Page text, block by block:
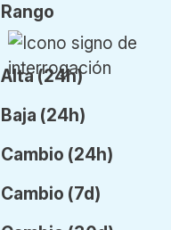
Rango
Alta (24h)
Baja (24h)
Cambio (24h)
Cambio (7d)